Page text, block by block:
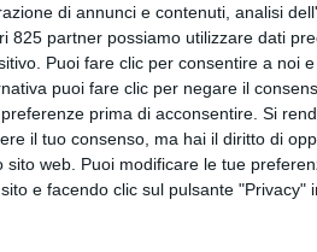
di annunci e contenuti, analisi
825 partner possiamo utilizzare dati
Puoi fare clic per consentire a noi
puoi fare clic per negare il
prima di acconsentire. Si
il tuo consenso, ma hai il diritto di
web. Puoi modificare le tue
e facendo clic sul pulsante "Privacy"